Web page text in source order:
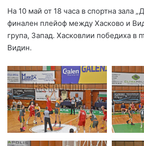
На 10 май от 18 часа в спортна зала
финален плейоф между Хасково и
група, Запад. Хасковлии победиха в
Видин.